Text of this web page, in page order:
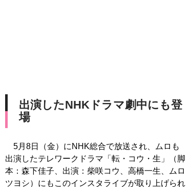
出演したNHKドラマ劇中にも登
場
5月8日（金）にNHK総合で放送され、ムロも
出演したテレワークドラマ「転・コウ・生」（脚
本：森下佳子、出演：柴咲コウ、高橋一生、ムロ
ツヨシ）にもこのインスタライブが取り上げられ